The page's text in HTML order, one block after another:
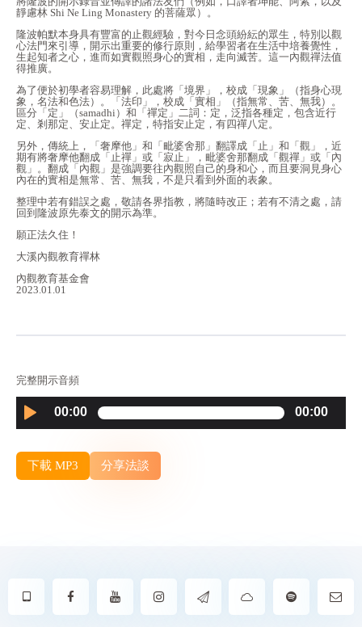
靜慮林 Shi Ne Ling Monastery 的菩薩眾）。
隆波帕默本身具有豐富的止觀經驗，對今日念頭紛紜的眾生，特別以觀
心法門來引導，開示出重要的修行原則，給學習者在生活中培養覺性，
生起知者之心，進而如實觀照身心的實相，走向滅苦。這一內觀禪法值
得推廣。
為了便於初學者容易理解，此處將「境界」，校成「現象」（指身心現
象，名法和色法）。「法印」，校成「實相」（指無常、苦、無我）。
區分「定」（samadhi）和「禪定」二詞：定，泛指各種定，包含近行
定、剎那定、安止定。禪定，特指安止定，有四禪八定。
另外，傳統上，「奢摩他」和「毗婆舍那」翻譯成「止」和「觀」，近
期有將奢摩他翻成「止禪」或「寂止」，毗婆舍那翻成「觀禪」或「內
觀」。翻成「內觀」是強調要往內觀照自己的身和心，而且要洞見身心
內在的實相是無常、苦、無我，不是只看到外面的表象。
整理中若有錯誤之處，敬請各界指教，將隨時改正；若有不清之處，請
回到隆波原先泰文的開示為準。
願正法久住！
大溪內觀教育禪林
內觀教育基金會
2023.01.01
完整開示音頻
Audio
Player
00:00 00:00
下載 MP3 分享法談